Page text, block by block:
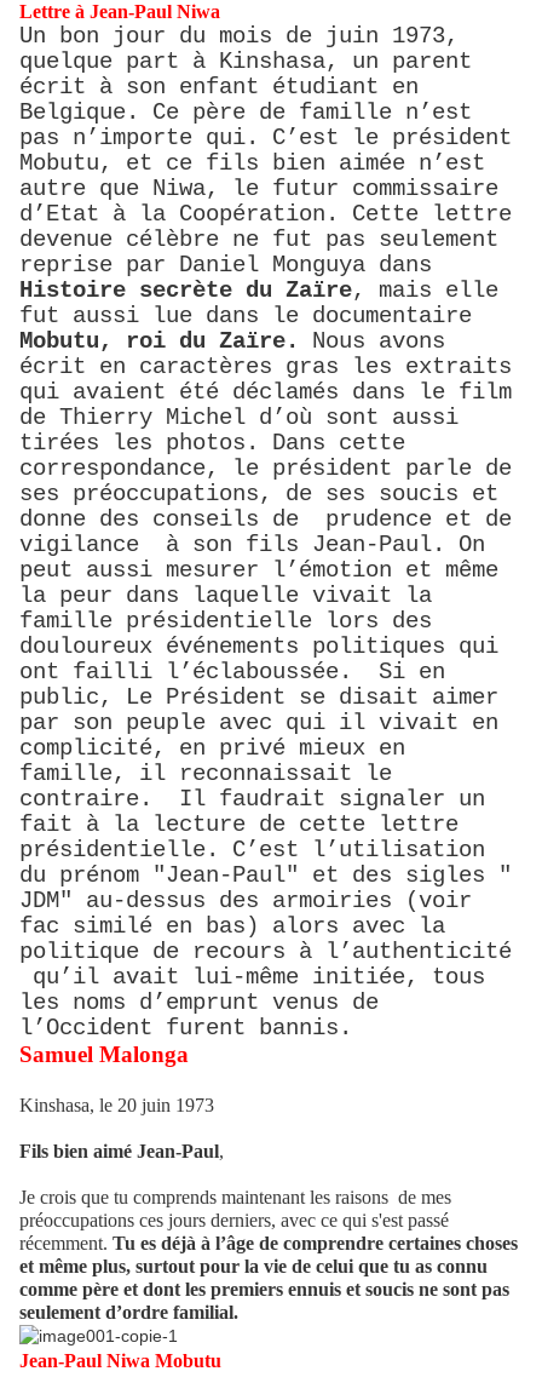
Lettre à Jean-Paul Niwa
Un bon jour du mois de juin 1973,
quelque part à Kinshasa, un parent
écrit à son enfant étudiant en
Belgique. Ce père de famille n’est
pas n’importe qui. C’est le président
Mobutu, et ce fils bien aimée n’est
autre que Niwa, le futur commissaire
d’Etat à la Coopération. Cette lettre
devenue célèbre ne fut pas seulement
reprise par Daniel Monguya dans
Histoire secrète du Zaïre, mais elle
fut aussi lue dans le documentaire
Mobutu, roi du Zaïre.
Nous avons
écrit en caractères gras les extraits
qui avaient été déclamés dans le film
de Thierry Michel d’où sont aussi
tirées les photos. Dans cette
correspondance, le président parle de
ses préoccupations, de ses soucis et
donne des conseils de prudence et de
vigilance à son fils Jean-Paul. On
peut aussi mesurer l’émotion et même
la peur dans laquelle vivait la
famille présidentielle lors des
douloureux événements politiques qui
ont failli l’éclaboussée. Si en
public, Le Président se disait aimer
par son peuple avec qui il vivait en
complicité, en privé mieux en
famille, il reconnaissait le
contraire. Il faudrait signaler un
fait à la lecture de cette lettre
présidentielle. C’est l’utilisation
du prénom "Jean-Paul" et des sigles "
JDM" au-dessus des armoiries (voir
fac similé en bas) alors avec la
politique de recours à l’authenticité
qu’il avait lui-même initiée, tous
les noms d’emprunt venus de
l’Occident furent bannis.
Samuel Malonga
Kinshasa, le 20 juin 1973
Fils bien aimé Jean-Paul,
Je crois que tu comprends maintenant les raisons de mes
préoccupations ces jours derniers, avec ce qui s'est passé
récemment. Tu es déjà à l’âge de comprendre certaines choses
et même plus, surtout pour la vie de celui que tu as connu
comme père et dont les premiers ennuis et soucis ne sont pas
seulement d’ordre familial.
Jean-Paul Niwa Mobutu